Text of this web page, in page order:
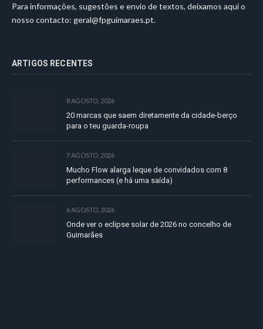
Para informações, sugestões e envio de textos, deixamos aqui o
nosso contacto: geral@fpguimaraes.pt.
ARTIGOS RECENTES
8 AGOSTO, 2026
20 marcas que saem diretamente da cidade-berço
para o teu guarda-roupa
7 AGOSTO, 2026
Mucho Flow alarga leque de convidados com 8
performances (e há uma saída)
6 AGOSTO, 2026
Onde ver o eclipse solar de 2026 no concelho de
Guimarães